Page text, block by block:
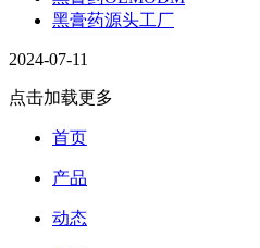
黑膏药源头工厂
2024-07-11
点击加载更多
首页
产品
动态